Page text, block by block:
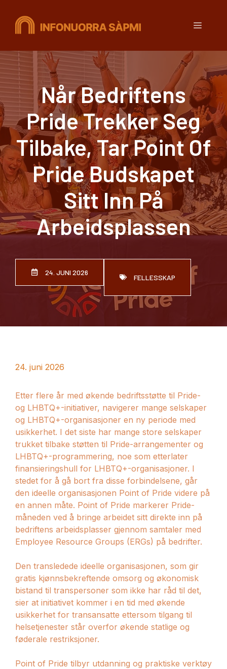
Meny
Når Bedriftens
Pride Trekker Seg
Tilbake, Tar Point Of
Pride Budskapet
Sitt Inn På
Arbeidsplassen
24. JUNI 2026
FELLESSKAP
24. juni 2026
Etter flere år med økende bedriftsstøtte til Pride-
og LHBTQ+-initiativer, navigerer mange selskaper
og LHBTQ+-organisasjoner en ny periode med
usikkerhet. I det siste har mange store selskaper
trukket tilbake støtten til Pride-arrangementer og
LHBTQ+-programmering, noe som etterlater
finansieringshull for LHBTQ+-organisasjoner. I
stedet for å gå bort fra disse forbindelsene, går
den ideelle organisasjonen Point of Pride videre på
en annen måte. Point of Pride markerer Pride-
måneden ved å bringe arbeidet sitt direkte inn på
bedriftens arbeidsplasser gjennom samtaler med
Employee Resource Groups (ERGs) på bedrifter.
Den transledede ideelle organisasjonen, som gir
gratis kjønnsbekreftende omsorg og økonomisk
bistand til transpersoner som ikke har råd til det,
sier at initiativet kommer i en tid med økende
usikkerhet for transansatte ettersom tilgang til
helsetjenester står overfor økende statlige og
føderale restriksjoner.
Point of Pride tilbyr utdanning og praktiske verktøy